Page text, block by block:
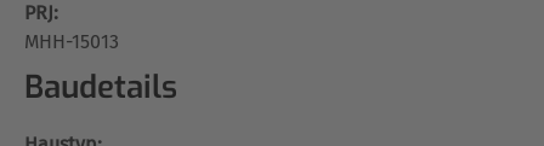
PRJ:
MHH-15013
Baudetails